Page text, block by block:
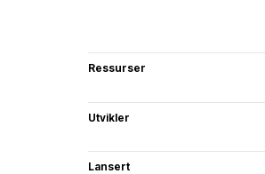
Ressurser
Utvikler
Lansert